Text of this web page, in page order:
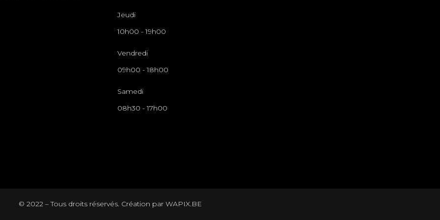
Jeudi
10h00 - 19h00
Vendredi
09h00 - 18h00
Samedi
08h30 - 17h00
©️ 2022 – Tous droits réservés. Création par WAPIX.BE